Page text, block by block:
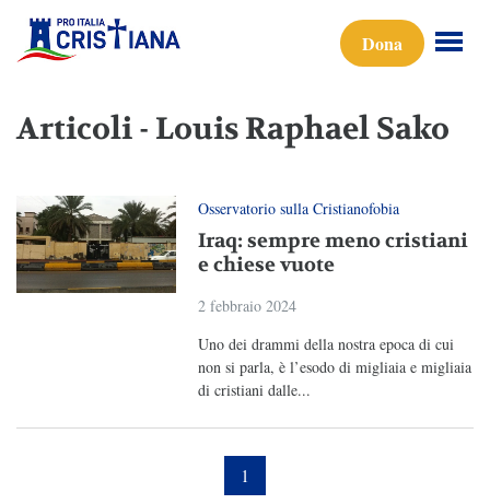
Dona
Articoli - Louis Raphael Sako
Osservatorio sulla Cristianofobia
Iraq: sempre meno cristiani
e chiese vuote
2 febbraio 2024
Uno dei drammi della nostra epoca di cui
non si parla, è l’esodo di migliaia e migliaia
di cristiani dalle...
1